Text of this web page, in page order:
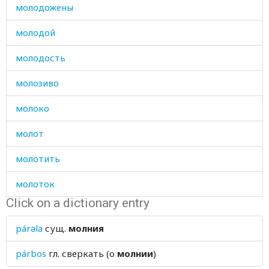
молодожены
молодой
молодость
молозиво
молоко
молот
молотить
молоток
молоть
молотьба
молчать
Click on a dictionary entry
párəla сущ. молния
párbos гл. сверкать (о молнии)